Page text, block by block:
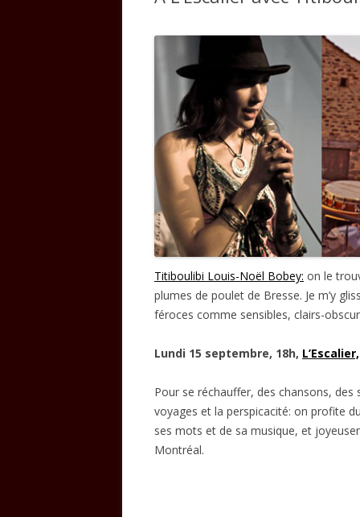
Titiboulibi Louis-Noël Bobey: on le
plumes de poulet de Bresse. Je m’y
féroces comme sensibles, clairs-
Lundi 15 septembre, 18h, L’Escalier,
Pour se réchauffer, des chansons,
voyages et la perspicacité: on profite
ses mots et de sa musique, et
Montréal.